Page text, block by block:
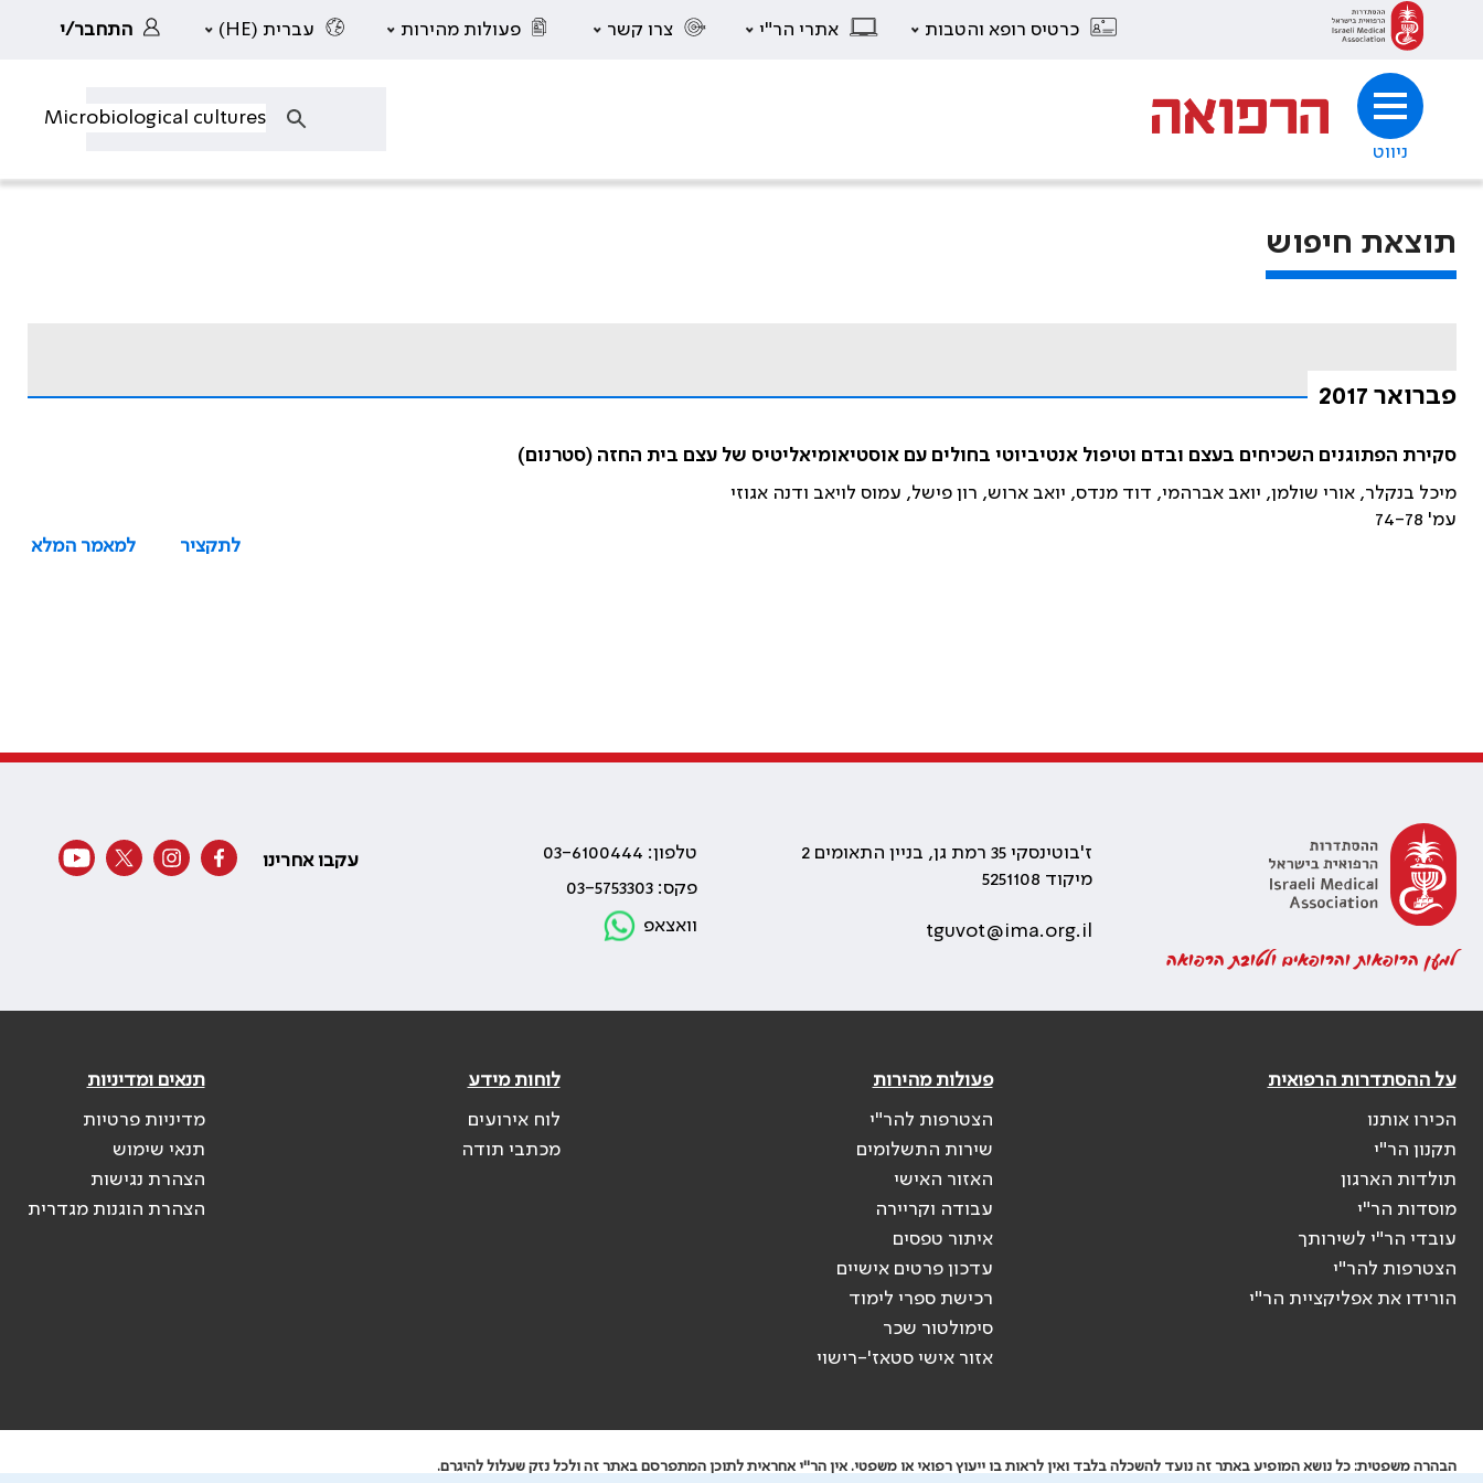
כרטיס רופא והטבות אתרי הר"י צרו קשר פעולות מהירות עברית (HE) התחבר/י
ניווט
תוצאת חיפוש
פברואר 2017
סקירת הפתוגנים השכיחים בעצם ובדם וטיפול אנטיביוטי בחולים עם אוסטיאומיאליטיס של עצם בית החזה (סטרנום)
מיכל בנקלר, אורי שולמן, יואב אברהמי, דוד מנדס, יואב ארוש, רון פישל, עמוס לויאב ודנה אגוזי
עמ' 74-78
לתקציר
למאמר המלא
למען הרופאות והרופאים ולטובת הרפואה
ז'בוטינסקי 35 רמת גן, בניין התאומים 2
מיקוד 5251108
tguvot@ima.org.il
טלפון: 03-6100444
פקס: 03-5753303
וואצאפ
עקבו אחרינו
על ההסתדרות הרפואית
הכירו אותנו
תקנון הר"י
תולדות הארגון
מוסדות הר"י
עובדי הר"י לשירותך
הצטרפות להר"י
הורידו את אפליקציית הר"י
פעולות מהירות
הצטרפות להר"י
שירות התשלומים
האזור האישי
עבודה וקריירה
איתור טפסים
עדכון פרטים אישיים
רכישת ספרי לימוד
סימולטור שכר
אזור אישי סטאז'-רישוי
לוחות מידע
לוח אירועים
מכתבי תודה
תנאים ומדיניות
מדיניות פרטיות
תנאי שימוש
הצהרת נגישות
הצהרת הוגנות מגדרית
הבהרה משפטית: כל נושא המופיע באתר זה נועד להשכלה בלבד ואין לראות בו ייעוץ רפואי או משפטי. אין הר"י אחראית לתוכן המתפרסם באתר זה ולכל נזק שעלול להיגרם.